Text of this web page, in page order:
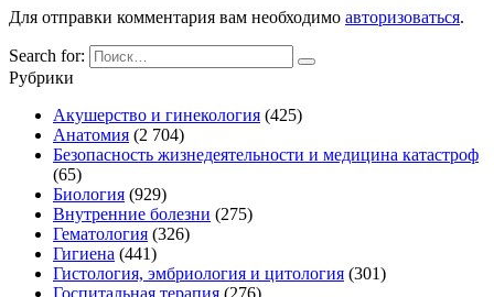
Для отправки комментария вам необходимо авторизоваться.
Search for:
Рубрики
Акушерство и гинекология (425)
Анатомия (2 704)
Безопасность жизнедеятельности и медицина катастроф
(65)
Биология (929)
Внутренние болезни (275)
Гематология (326)
Гигиена (441)
Гистология, эмбриология и цитология (301)
Госпитальная терапия (276)